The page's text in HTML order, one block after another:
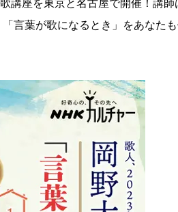
講座を東京と名古屋で開催！講師
言葉が歌になるとき」をあなた